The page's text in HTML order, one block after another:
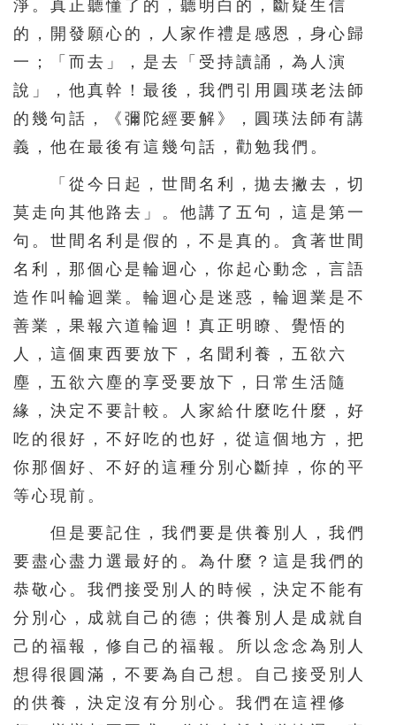
淨。真正聽懂了的，聽明白的，斷疑生信
的，開發願心的，人家作禮是感恩，身心歸
一；「而去」，是去「受持讀誦，為人演
說」，他真幹！最後，我們引用圓瑛老法師
的幾句話，《彌陀經要解》，圓瑛法師有講
義，他在最後有這幾句話，勸勉我們。
「從今日起，世間名利，拋去撇去，切
莫走向其他路去」。他講了五句，這是第一
句。世間名利是假的，不是真的。貪著世間
名利，那個心是輪迴心，你起心動念，言語
造作叫輪迴業。輪迴心是迷惑，輪迴業是不
善業，果報六道輪迴！真正明瞭、覺悟的
人，這個東西要放下，名聞利養，五欲六
塵，五欲六塵的享受要放下，日常生活隨
緣，決定不要計較。人家給什麼吃什麼，好
吃的很好，不好吃的也好，從這個地方，把
你那個好、不好的這種分別心斷掉，你的平
等心現前。
但是要記住，我們要是供養別人，我們
要盡心盡力選最好的。為什麼？這是我們的
恭敬心。我們接受別人的時候，決定不能有
分別心，成就自己的德；供養別人是成就自
己的福報，修自己的福報。所以念念為別人
想得很圓滿，不要為自己想。自己接受別人
的供養，決定沒有分別心。我們在這裡修